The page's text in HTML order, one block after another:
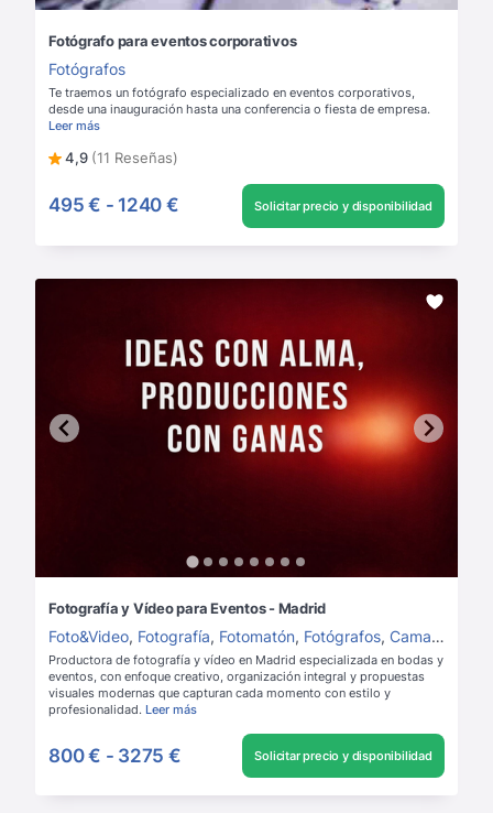
Fotógrafo para eventos corporativos
Fotógrafos
Te traemos un fotógrafo especializado en eventos corporativos,
desde una inauguración hasta una conferencia o fiesta de empresa.
Leer más
4,9 (11 Reseñas)
495 € - 1240 € Solicitar precio y disponibilidad
Fotografía y Vídeo para Eventos - Madrid
Foto&Video, Fotografía, Fotomatón, Fotógrafos, Camarógrafos
Productora de fotografía y vídeo en Madrid especializada en bodas y
eventos, con enfoque creativo, organización integral y propuestas
visuales modernas que capturan cada momento con estilo y
profesionalidad. Leer más
800 € - 3275 € Solicitar precio y disponibilidad